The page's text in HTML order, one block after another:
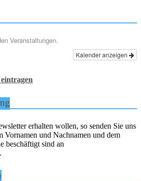
Veranstaltungen.
Kalender anzeigen
erhalten wollen, so senden Sie uns
Vornamen und Nachnamen und dem
beschäftigt sind an
.